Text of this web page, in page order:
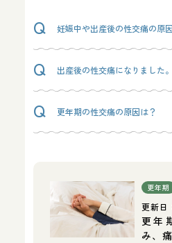
妊娠中や出産後の性交痛の原
出産後の性交痛になりました。
更年期の性交痛の原因は？
更年期
更新日
更年
み、